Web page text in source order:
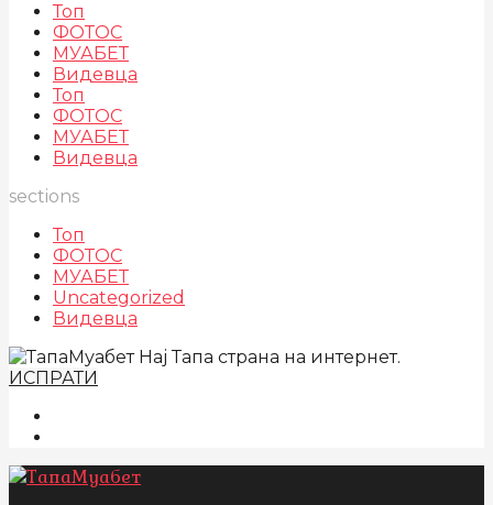
Топ
ФОТОС
МУАБЕТ
Видевца
Топ
ФОТОС
МУАБЕТ
Видевца
sections
Топ
ФОТОС
МУАБЕТ
Uncategorized
Видевца
Нај Тапа страна на интернет.
ИСПРАТИ